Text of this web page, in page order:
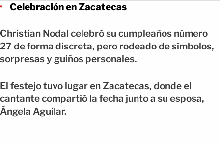
Celebración en Zacatecas
Christian Nodal celebró su cumpleaños número
27 de forma discreta, pero rodeado de símbolos,
sorpresas y guiños personales.
El festejo tuvo lugar en Zacatecas, donde el
cantante compartió la fecha junto a su esposa,
Ángela Aguilar.